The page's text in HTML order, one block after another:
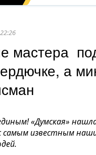
мастера
а
«Думская»
самым известным